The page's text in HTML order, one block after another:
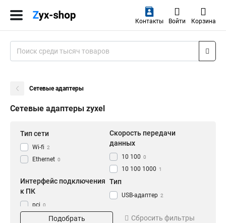
Контакты Войти Корзина
Сетевые адаптеры
Сетевые адаптеры zyxel
Тип сети
Wi-fi 2
Ethernet 0
Скорость передачи
данных
10 100 0
10 100 1000 1
Интерфейс подключения
к ПК
pci 0
0
Тип
USB-адаптер 2
Подобрать Сбросить фильтры